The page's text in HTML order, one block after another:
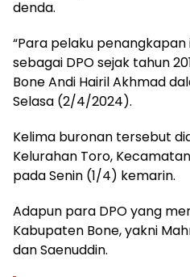
denda.
“Para pelaku
sebagai DPO sejak tahun
Bone Andi Hairil Akhmad
Selasa (2/4/2024).
Kelima buronan tersebut
Kelurahan Toro,
pada Senin (1/4) kemarin.
Adapun para DPO yang
Kabupaten Bone, yakni
dan Saenuddin.